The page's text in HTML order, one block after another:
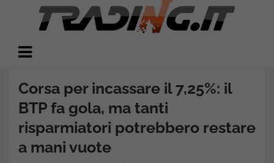
Trading.it
Corsa per incassare il 7,25%: il
BTP fa gola, ma tanti
risparmiatori potrebbero restare
a mani vuote